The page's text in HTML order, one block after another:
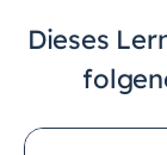
Dieses